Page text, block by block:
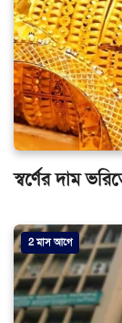
স্বর্ণের দাম
2 মাস আগে